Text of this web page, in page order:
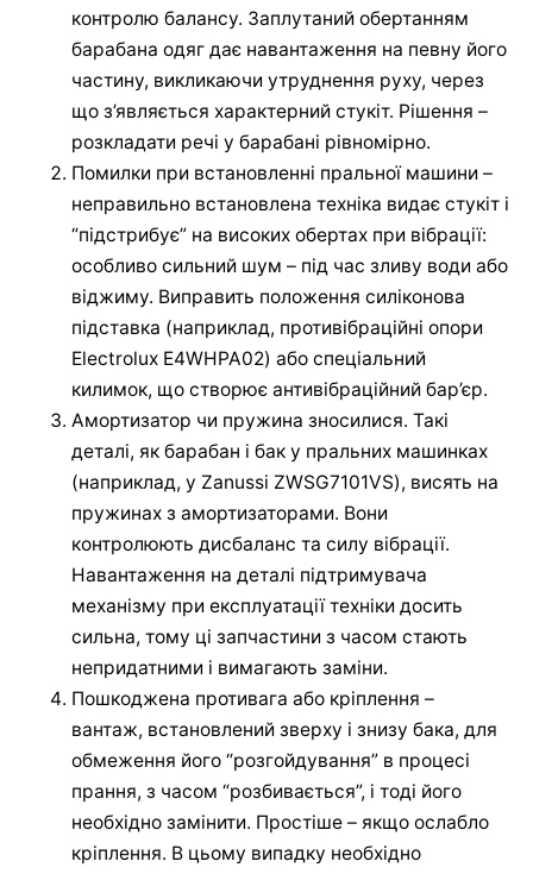
контролю балансу. Заплутаний обертанням
барабана одяг дає навантаження на певну його
частину, викликаючи утруднення руху, через
що з’являється характерний стукіт. Рішення –
розкладати речі у барабані рівномірно.
Помилки при встановленні пральної машини –
неправильно встановлена техніка видає стукіт і
“підстрибує” на високих обертах при вібрації:
особливо сильний шум – під час зливу води або
віджиму. Виправить положення силіконова
підставка (наприклад, противібраційні опори
Electrolux E4WHPA02) або спеціальний
килимок, що створює антивібраційний бар’єр.
Амортизатор чи пружина зносилися. Такі
деталі, як барабан і бак у пральних машинках
(наприклад, у Zanussi ZWSG7101VS), висять на
пружинах з амортизаторами. Вони
контролюють дисбаланс та силу вібрації.
Навантаження на деталі підтримувача
механізму при експлуатації техніки досить
сильна, тому ці запчастини з часом стають
непридатними і вимагають заміни.
Пошкоджена противага або кріплення –
вантаж, встановлений зверху і знизу бака, для
обмеження його “розгойдування” в процесі
прання, з часом “розбивається”, і тоді його
необхідно замінити. Простіше – якщо ослабло
кріплення. В цьому випадку необхідно